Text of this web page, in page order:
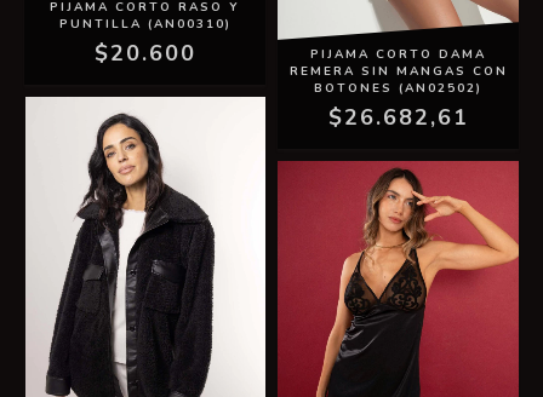
PIJAMA CORTO RASO Y
PUNTILLA (AN00310)
$20.600
PIJAMA CORTO DAMA
REMERA SIN MANGAS CON
BOTONES (AN02502)
$26.682,61